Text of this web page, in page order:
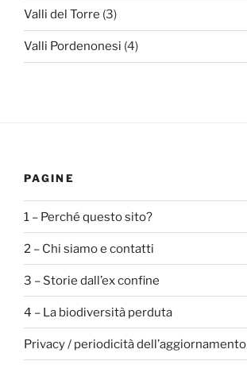
Valli del Torre (3)
Valli Pordenonesi (4)
PAGINE
1 – Perché questo sito?
2 – Chi siamo e contatti
3 – Storie dall’ex confine
4 – La biodiversità perduta
Privacy / periodicità dell’aggiornamento